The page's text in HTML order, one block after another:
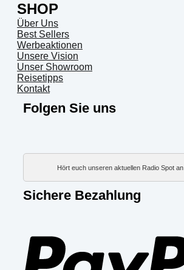
SHOP
Über Uns
Best Sellers
Werbeaktionen
Unsere Vision
Unser Showroom
Reisetipps
Kontakt
Folgen Sie uns
Hört euch unseren aktuellen Radio Spot an
Sichere Bezahlung